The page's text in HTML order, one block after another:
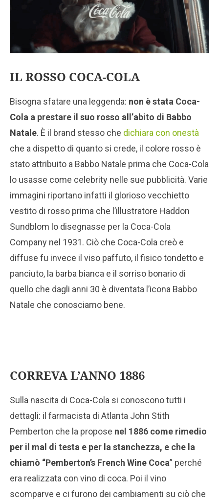
IL ROSSO COCA-COLA
Bisogna sfatare una leggenda: non è stata Coca-
Cola a prestare il suo rosso all’abito di Babbo
Natale. È il brand stesso che dichiara con onestà
che a dispetto di quanto si crede, il colore rosso è
stato attribuito a Babbo Natale prima che Coca-Cola
lo usasse come celebrity nelle sue pubblicità. Varie
immagini riportano infatti il glorioso vecchietto
vestito di rosso prima che l’illustratore Haddon
Sundblom lo disegnasse per la Coca-Cola
Company nel 1931. Ciò che Coca-Cola creò e
diffuse fu invece il viso paffuto, il fisico tondetto e
panciuto, la barba bianca e il sorriso bonario di
quello che dagli anni 30 è diventata l’icona Babbo
Natale che conosciamo bene.
CORREVA L’ANNO 1886
Sulla nascita di Coca-Cola si conoscono tutti i
dettagli: il farmacista di Atlanta John Stith
Pemberton che la propose nel 1886 come rimedio
per il mal di testa e per la stanchezza, e che la
chiamò “Pemberton’s French Wine Coca” perché
era realizzata con vino di coca. Poi il vino
scomparve e ci furono dei cambiamenti su ciò che